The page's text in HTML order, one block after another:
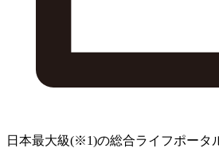
日本最大級(※1)の総合ライフポータ